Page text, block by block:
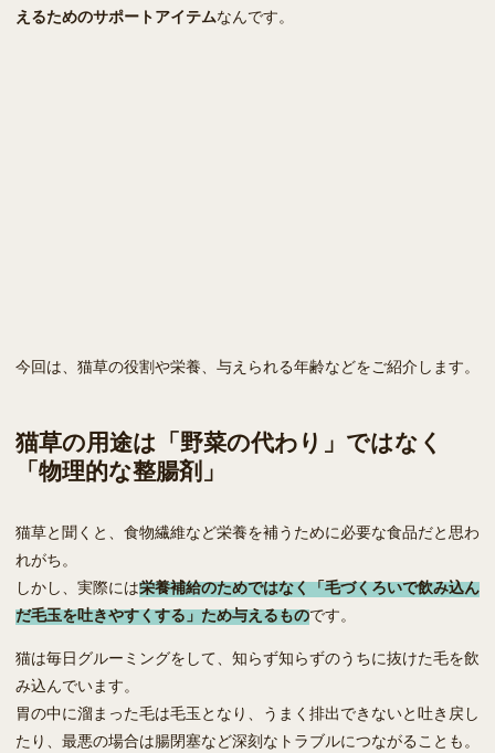
えるためのサポートアイテムなんです。
今回は、猫草の役割や栄養、与えられる年齢などをご紹介します。
猫草の用途は「野菜の代わり」ではなく
「物理的な整腸剤」
猫草と聞くと、食物繊維など栄養を補うために必要な食品だと思わ
れがち。
しかし、実際には栄養補給のためではなく「毛づくろいで飲み込ん
だ毛玉を吐きやすくする」ため与えるものです。
猫は毎日グルーミングをして、知らず知らずのうちに抜けた毛を飲
み込んでいます。
胃の中に溜まった毛は毛玉となり、うまく排出できないと吐き戻し
たり、最悪の場合は腸閉塞など深刻なトラブルにつながることも。